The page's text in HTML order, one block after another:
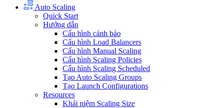
Auto Scaling
Quick Start
Hướng dẫn
Cấu hình cảnh báo
Cấu hình Load Balancers
Cấu hình Manual Scaling
Cấu hình Scaling Policies
Cấu hình Scaling Scheduled
Tạo Auto Scaling Groups
Tạo Launch Configurations
Resources
Khái niệm Scaling Size